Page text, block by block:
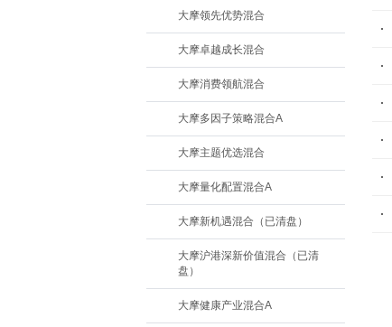
大摩领先优势混合
大摩卓越成长混合
大摩消费领航混合
大摩多因子策略混合A
大摩主题优选混合
大摩量化配置混合A
大摩新机遇混合（已清盘）
大摩沪港深新价值混合（已清
盘）
大摩健康产业混合A